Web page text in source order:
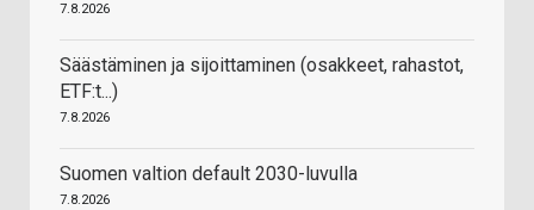
7.8.2026
Säästäminen ja sijoittaminen (osakkeet, rahastot,
ETF:t...)
7.8.2026
Suomen valtion default 2030-luvulla
7.8.2026